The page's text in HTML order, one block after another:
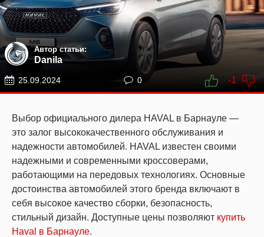
Автор статьи:
Danila
25.09.2024 0 -1
Выбор официального дилера HAVAL в Барнауле —
это залог высококачественного обслуживания и
надежности автомобилей. HAVAL известен своими
надежными и современными кроссоверами,
работающими на передовых технологиях. Основные
достоинства автомобилей этого бренда включают в
себя высокое качество сборки, безопасность,
стильный дизайн. Доступные цены позволяют купить
Haval в Барнауле.